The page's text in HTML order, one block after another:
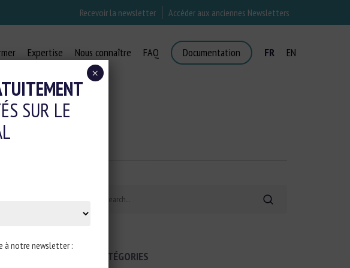
Recevoir la newsletter Accéder aux anciennes Newsletters
Expertise Nous connaître FAQ Documentation FR EN
CATÉGORIES
SUR LE
à notre newsletter :
×